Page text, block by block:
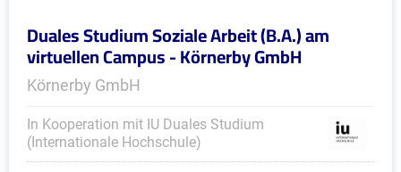
Duales Studium Soziale Arbeit (B.A.) am
virtuellen Campus - Körnerby GmbH
Körnerby GmbH
In Kooperation mit IU Duales Studium
(Internationale Hochschule)